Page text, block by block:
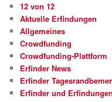
12 von 12
Aktuelle Erfindungen
Allgemeines
Crowdfunding
Crowdfunding-Plattform
Erfinder News
Erfinder
Erfinder und Erfindungen